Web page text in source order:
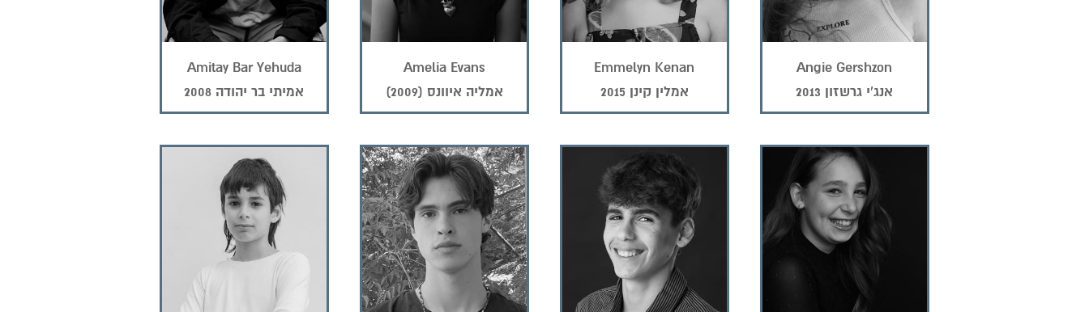
Amitay Bar Yehuda
אמיתי בר יהודה 2008
Amelia Evans
אמליה איוונס (2009)
Emmelyn Kenan
אמלין קינן 2015
Angie Gershzon
אנג'י גרשזון 2013